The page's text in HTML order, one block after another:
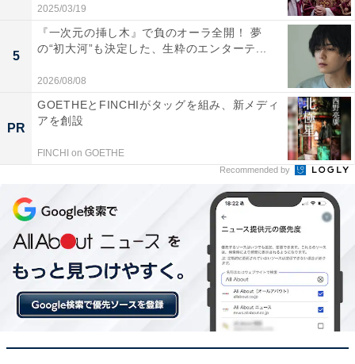
定位置確保には至っていない久保だが、ここまで全試合
に途中出場しているのはポジティブにとらえていい。
サッカーの選手交代には戦術的な理由と逃げ切り狙い
（時間稼ぎ）の2種類に分けられるが、久保の投入は戦
術的な意図が込められたものだ。
現地時間10月18日に行なわれたリーグ第6節のバレンシ
ア戦は、1対1の時間帯に投入された。この試合ひとり目
の交代選手として、勝利につながるプレー期待されて送
り出された。
果たして久保は、エメリ監督の起用に応えた。意外性に
2025/03/19
5
『一次元の挿し木』で負のオーラ全開！ 夢
の“初大河”も決定した、生粋のエンターテ...
2026/08/08
PR
GOETHEとFINCHIがタッグを組み、新メディ
アを創設
FINCHI on GOETHE
Recommended by